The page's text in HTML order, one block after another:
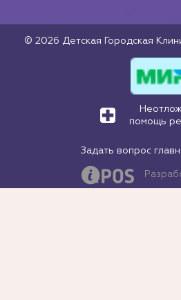
© 2026 Детская Городская
помощь
Задать вопрос